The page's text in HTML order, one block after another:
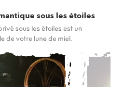
sous les étoiles
sous les étoiles est un
de votre lune de miel.